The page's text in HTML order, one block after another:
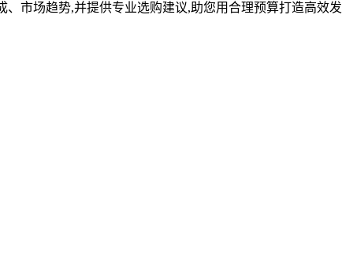
市场趋势,并提供专业选购建议,助您用合理预算打造高效发